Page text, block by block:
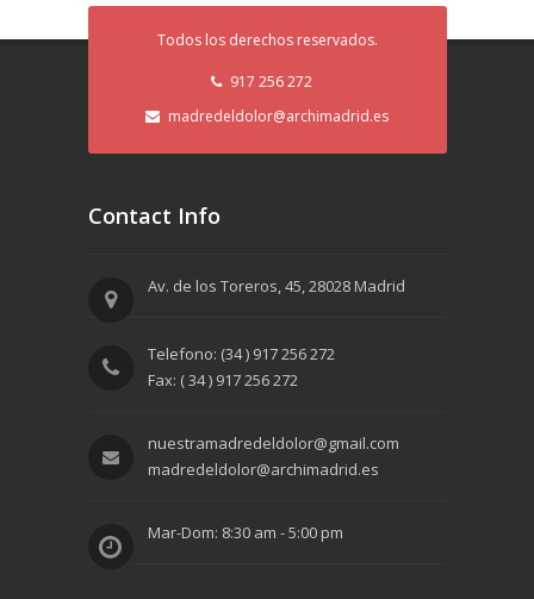
Todos los derechos reservados.
917 256 272
madredeldolor@archimadrid.es
Contact Info
Av. de los Toreros, 45, 28028 Madrid
Telefono: (34 ) 917 256 272
Fax: ( 34 ) 917 256 272
nuestramadredeldolor@gmail.com
madredeldolor@archimadrid.es
Mar-Dom: 8:30 am - 5:00 pm